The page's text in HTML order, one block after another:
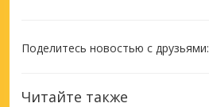
Поделитесь новостью с друзьями:
Читайте также